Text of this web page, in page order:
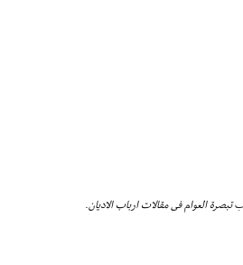
تبصرة العوام فى مقالات ارباب الادیان.